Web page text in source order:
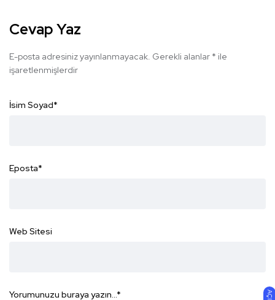
AÇIK
Cevap Yaz
E-posta adresiniz yayınlanmayacak. Gerekli alanlar * ile
işaretlenmişlerdir
İsim Soyad*
Eposta*
Web Sitesi
Yorumunuzu buraya yazın...*